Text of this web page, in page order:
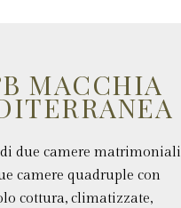
MACCHIA
due camere matrimoniali
camere quadruple con
cottura, climatizzate,